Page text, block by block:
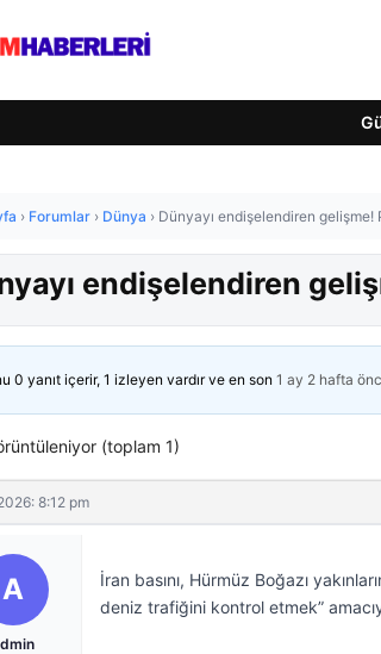
› Forumlar › Dünya › Dünyayı endişelendiren
endişelendiren
0 yanıt içerir, 1 izleyen vardır ve en son 1 ay 2 hafta
(toplam 1)
8:12 pm
A
İran basını, Hürmüz Boğazı
deniz trafiğini kontrol etmek”